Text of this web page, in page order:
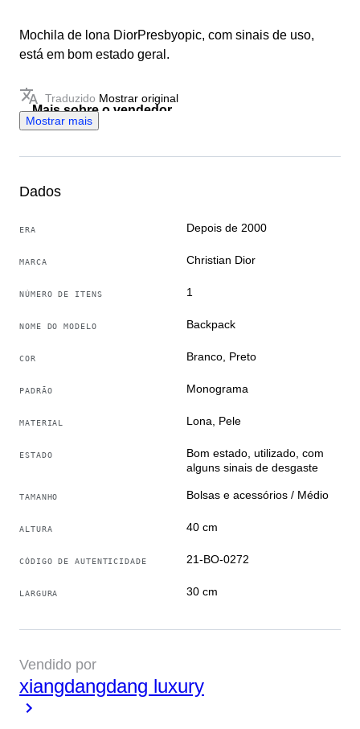
Mochila de lona DiorPresbyopic, com sinais de uso,
está em bom estado geral.
Mais sobre o vendedor
insistimos que bons produtos têm valor patrimonial,
produtos para você
Traduzido pelo Google Tradutor
Traduzido Mostrar original
Mostrar mais
Dados
ERA Depois de 2000
MARCA Christian Dior
NÚMERO DE ITENS 1
NOME DO MODELO Backpack
COR Branco, Preto
PADRÃO Monograma
MATERIAL Lona, Pele
ESTADO
Bom estado, utilizado, com
alguns sinais de desgaste
TAMANHO Bolsas e acessórios / Médio
ALTURA 40 cm
CÓDIGO DE AUTENTICIDADE 21-BO-0272
LARGURA 30 cm
Vendido por
xiangdangdang luxury